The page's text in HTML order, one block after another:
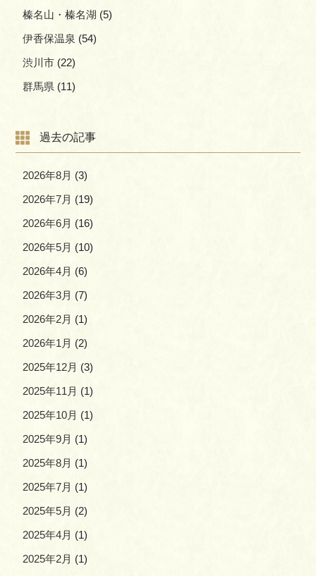
榛名山・榛名湖 (5)
伊香保温泉 (54)
渋川市 (22)
群馬県 (11)
過去の記事
2026年8月 (3)
2026年7月 (19)
2026年6月 (16)
2026年5月 (10)
2026年4月 (6)
2026年3月 (7)
2026年2月 (1)
2026年1月 (2)
2025年12月 (3)
2025年11月 (1)
2025年10月 (1)
2025年9月 (1)
2025年8月 (1)
2025年7月 (1)
2025年5月 (2)
2025年4月 (1)
2025年2月 (1)